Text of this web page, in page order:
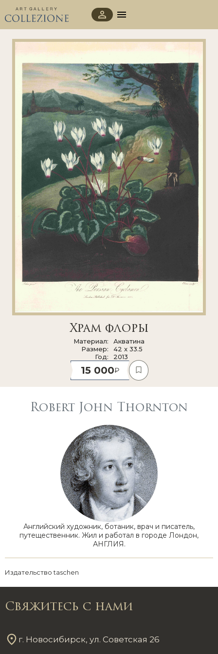
Храм флоры
Материал
Акватина
Размер
42 x 33.5
Год
2013
15 000
Robert John Thornton
Английский художник, ботаник, врач и писатель,
путещественник. Жил и работал в городе Лондон,
АНГЛИЯ.
Издательство taschen
Свяжитесь с нами
г. Новосибирск, ул. Советская 26